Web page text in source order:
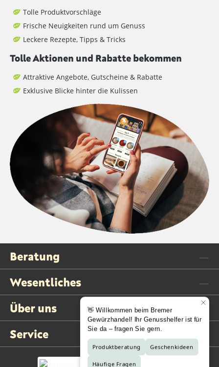
Tolle Produktvorschläge
Frische Neuigkeiten rund um Genuss
Leckere Rezepte, Tipps & Tricks
Tolle Aktionen und Rabatte bekommen
Attraktive Angebote, Gutscheine & Rabatte
Exklusive Blicke hinter die Kulissen
Beratung
Wesentliches
Über uns
Service